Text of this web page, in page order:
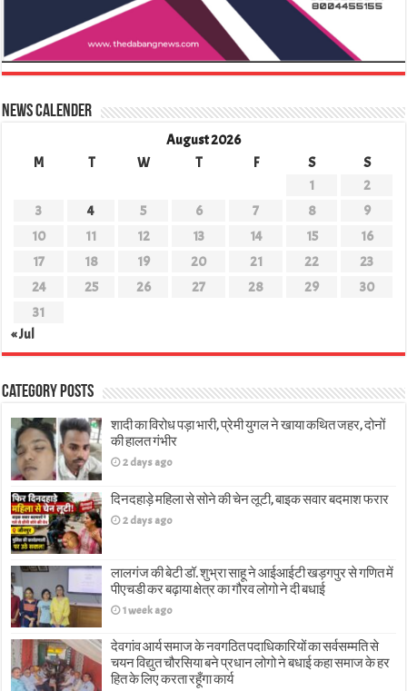
News Calender
August 2026
M
T W T F S
S
1
2
3
4 5 6 7 8
9
10
11 12 13 14 15
16
17
18 19 20 21 22
23
24
25 26 27 28 29
30
31
« Jul
Category Posts
शादी का विरोध पड़ा भारी, प्रेमी युगल ने खाया कथित जहर, दोनों
की हालत गंभीर
2 days ago
दिनदहाड़े महिला से सोने की चेन लूटी, बाइक सवार बदमाश फरार
2 days ago
लालगंज की बेटी डॉ. शुभ्रा साहू ने आईआईटी खड़गपुर से गणित में
पीएचडी कर बढ़ाया क्षेत्र का गौरव लोगो ने दी बधाई
1 week ago
देवगांव आर्य समाज के नवगठित पदाधिकारियों का सर्वसम्मति से
चयन विद्युत चौरसिया बने प्रधान लोगो ने बधाई कहा समाज के हर
हित के लिए करता रहूँगा कार्य